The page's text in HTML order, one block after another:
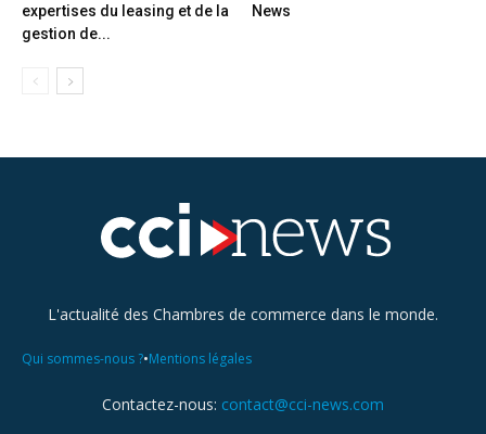
expertises du leasing et de la
gestion de...
News
L'actualité des Chambres de commerce dans le monde.
Qui sommes-nous ?•Mentions légales
Contactez-nous: contact@cci-news.com